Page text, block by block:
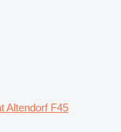
Altendorf F45